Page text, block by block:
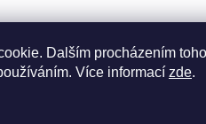
Dalším procházením
Více informací zde.